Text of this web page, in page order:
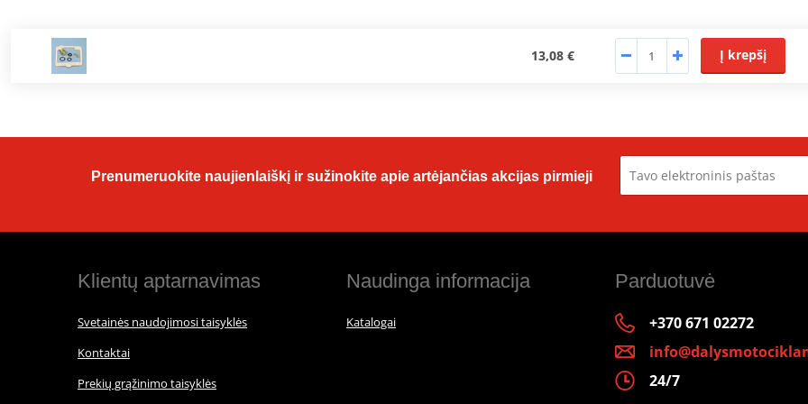
13,08 € Į krepšį
Prenumeruokite naujienlaiškį ir sužinokite apie artėjančias akcijas pirmieji
Klientų aptarnavimas
Svetainės naudojimosi taisyklės
Kontaktai
Prekių grąžinimo taisyklės
Naudinga informacija
Katalogai
Parduotuvė
+370 671 02272
24/7